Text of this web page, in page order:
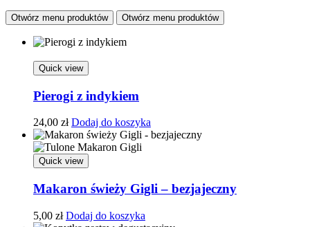
Otwórz menu produktów Otwórz menu produktów
Quick view
Pierogi z indykiem
24,00 zł Dodaj do koszyka
Quick view
Makaron świeży Gigli – bezjajeczny
5,00 zł Dodaj do koszyka